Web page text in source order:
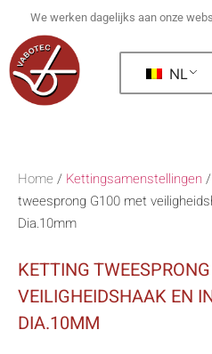
We werken dagelijks aan onze
NL
Home / Kettingsamenstellingen /
tweesprong G100 met
Dia.10mm
KETTING
VEILIGHEIDSHAAK EN
DIA.10MM